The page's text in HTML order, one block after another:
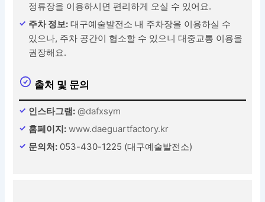
정류장을 이용하시면 편리하게 오실 수 있어요.
주차 정보: 대구예술발전소 내 주차장을 이용하실 수
있으나, 주차 공간이 협소할 수 있으니 대중교통 이용을
권장해요.
출처 및 문의
인스타그램: @dafxsym
홈페이지: www.daeguartfactory.kr
문의처: 053-430-1225 (대구예술발전소)